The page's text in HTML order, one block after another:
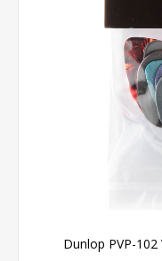
Dunlop PVP-